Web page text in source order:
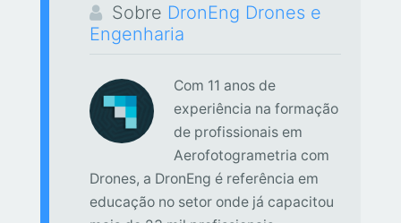
Sobre DronEng Drones e
Engenharia
Com 11 anos de
experiência na formação
de profissionais em
Aerofotogrametria com
Drones, a DronEng é referência em
educação no setor onde já capacitou